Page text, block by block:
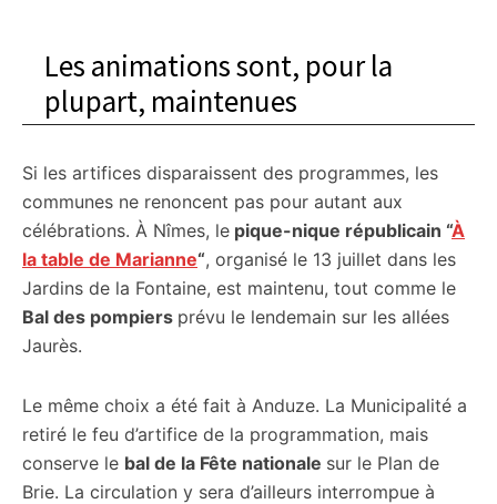
Les animations sont, pour la
plupart, maintenues
Si les artifices disparaissent des programmes, les
communes ne renoncent pas pour autant aux
célébrations. À Nîmes, le pique-nique républicain “À
la table de Marianne“, organisé le 13 juillet dans les
Jardins de la Fontaine, est maintenu, tout comme le
Bal des pompiers prévu le lendemain sur les allées
Jaurès.
Le même choix a été fait à Anduze. La Municipalité a
retiré le feu d’artifice de la programmation, mais
conserve le bal de la Fête nationale sur le Plan de
Brie. La circulation y sera d’ailleurs interrompue à